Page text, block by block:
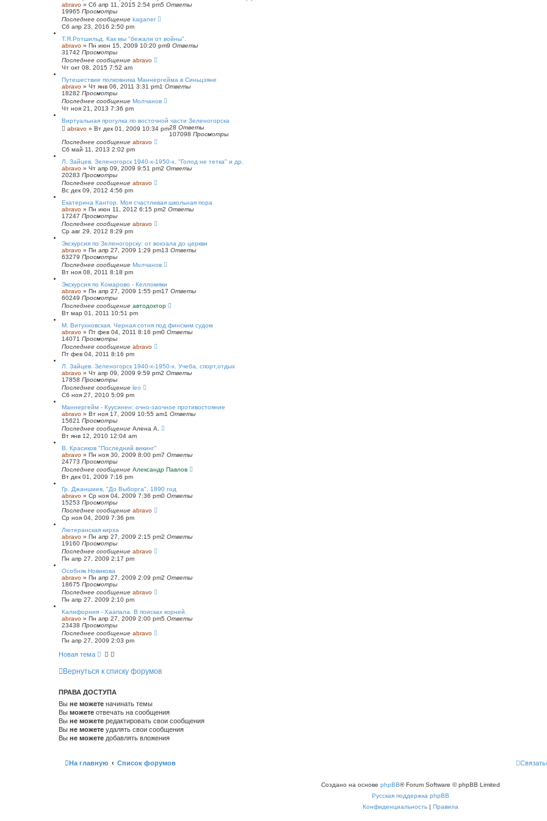
abravo » Сб апр 11, 2015 2:54 pm5 Ответы
19965 Просмотры
Последнее сообщение kaganer
Сб апр 23, 2016 2:50 pm
Т.Я.Ротшильд. Как мы "бежали от войны".
abravo » Пн июн 15, 2009 10:20 pm9 Ответы
31742 Просмотры
Последнее сообщение abravo
Чт окт 08, 2015 7:52 am
Путешествие полковника Маннергейма в Синьцзяне
abravo » Чт янв 06, 2011 3:31 pm1 Ответы
18282 Просмотры
Последнее сообщение Молчанов
Чт ноя 21, 2013 7:36 pm
Виртуальная прогулка по восточной части Зеленогорска
abravo » Вт дек 01, 2009 10:34 pm28 Ответы
107098 Просмотры
Последнее сообщение abravo
Сб май 11, 2013 2:02 pm
Л. Зайцев. Зеленогорск 1940-х-1950-х. "Голод не тетка" и др.
abravo » Чт апр 09, 2009 9:51 pm2 Ответы
20283 Просмотры
Последнее сообщение abravo
Вс дек 09, 2012 4:56 pm
Екатерина Кантор. Моя счастливая школьная пора
abravo » Пн июн 11, 2012 6:15 pm2 Ответы
17247 Просмотры
Последнее сообщение abravo
Ср авг 29, 2012 8:29 pm
Экскурсия по Зеленогорску: от вокзала до церкви
abravo » Пн апр 27, 2009 1:29 pm13 Ответы
63279 Просмотры
Последнее сообщение Молчанов
Вт ноя 08, 2011 8:18 pm
Экскурсия по Комарово - Келломяки
abravo » Пн апр 27, 2009 1:55 pm17 Ответы
60249 Просмотры
Последнее сообщение автодоктор
Вт мар 01, 2011 10:51 pm
М. Витухновская. Черная сотня под финским судом
abravo » Пт фев 04, 2011 8:16 pm0 Ответы
14071 Просмотры
Последнее сообщение abravo
Пт фев 04, 2011 8:16 pm
Л. Зайцев. Зеленогорск 1940-х-1950-х. Учеба, спорт,отдых
abravo » Чт апр 09, 2009 9:59 pm2 Ответы
17858 Просмотры
Последнее сообщение leo
Сб ноя 27, 2010 5:09 pm
Маннергейм - Куусинен: очно-заочное противостояние
abravo » Вт ноя 17, 2009 10:55 am1 Ответы
15621 Просмотры
Последнее сообщение Алена А.
Вт янв 12, 2010 12:04 am
В. Красиков "Последний викинг"
abravo » Пн ноя 30, 2009 8:00 pm7 Ответы
24773 Просмотры
Последнее сообщение Александр Павлов
Вт дек 01, 2009 7:16 pm
Гр. Джаншиев, "До Выборга", 1890 год
abravo » Ср ноя 04, 2009 7:36 pm0 Ответы
15253 Просмотры
Последнее сообщение abravo
Ср ноя 04, 2009 7:36 pm
Лютеранская кирха
abravo » Пн апр 27, 2009 2:15 pm2 Ответы
19160 Просмотры
Последнее сообщение abravo
Пн апр 27, 2009 2:17 pm
Особняк Новикова
abravo » Пн апр 27, 2009 2:09 pm2 Ответы
18675 Просмотры
Последнее сообщение abravo
Пн апр 27, 2009 2:10 pm
Калифорния - Хаапала. В поисках корней.
abravo » Пн апр 27, 2009 2:00 pm5 Ответы
23438 Просмотры
Последнее сообщение abravo
Пн апр 27, 2009 2:03 pm
Новая тема
Вернуться к списку форумов
ПРАВА ДОСТУПА
Вы не можете начинать темы
Вы можете отвечать на сообщения
Вы не можете редактировать свои сообщения
Вы не можете удалять свои сообщения
Вы не можете добавлять вложения
На главную Список форумов
Создано на основе phpBB® Forum Software © phpBB Limited
Русская поддержка phpBB
Конфиденциальность | Правила